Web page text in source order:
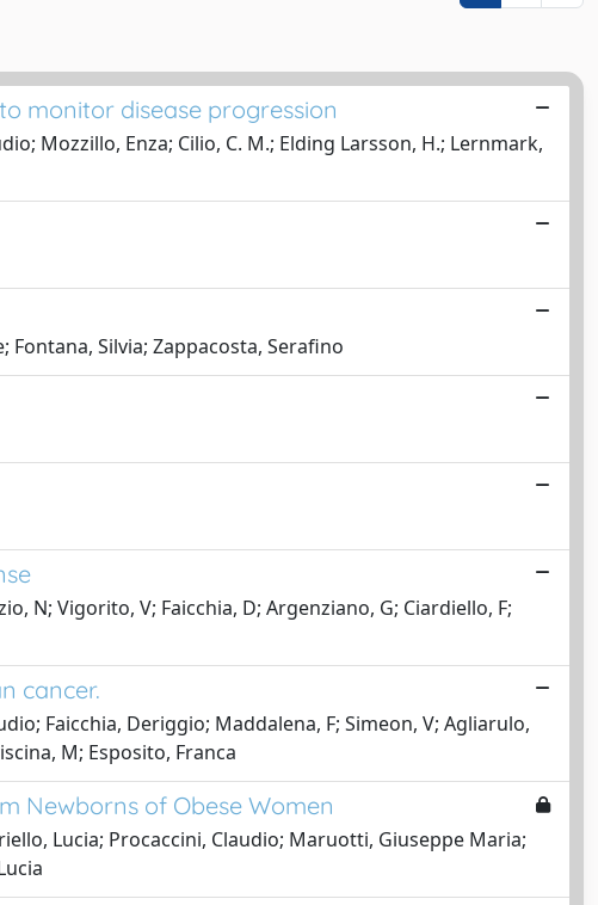
monitor disease progression
Mozzillo, Enza; Cilio, C. M.; Elding Larsson, H.; Lernmark,
Fontana, Silvia; Zappacosta, Serafino
N; Vigorito, V; Faicchia, D; Argenziano, G; Ciardiello, F;
cancer.
Faicchia, Deriggio; Maddalena, F; Simeon, V; Agliarulo,
M; Esposito, Franca
Newborns of Obese Women
Lucia; Procaccini, Claudio; Maruotti, Giuseppe Maria;